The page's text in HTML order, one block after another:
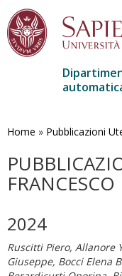
contenuto
Home » Pubblicazioni
FRANCESCO
2024
Ruscitti Piero, Allanore
Giuseppe, Bocci Elena